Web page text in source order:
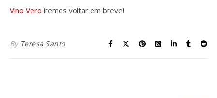
Vino Vero iremos voltar em breve!
By Teresa Santo